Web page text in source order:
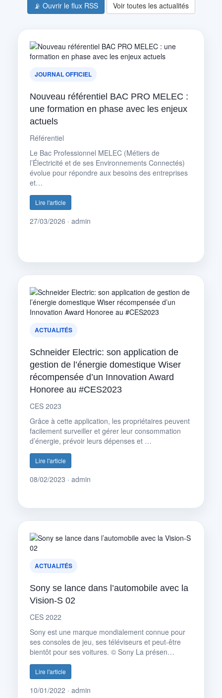
📡 Ouvrir le flux RSS Voir toutes les actualités
JOURNAL OFFICIEL
Nouveau référentiel BAC PRO MELEC :
une formation en phase avec les enjeux
actuels
Référentiel
Le Bac Professionnel MELEC (Métiers de
l’Électricité et de ses Environnements Connectés)
évolue pour répondre aux besoins des entreprises
et…
Lire l'article
27/03/2026 · admin
ACTUALITÉS
Schneider Electric: son application de
gestion de l’énergie domestique Wiser
récompensée d’un Innovation Award
Honoree au #CES2023
CES 2023
Grâce à cette application, les propriétaires peuvent
facilement surveiller et gérer leur consommation
d’énergie, prévoir leurs dépenses et …
Lire l'article
08/02/2023 · admin
ACTUALITÉS
Sony se lance dans l’automobile avec la
Vision-S 02
CES 2022
Sony est une marque mondialement connue pour
ses consoles de jeu, ses téléviseurs et peut-être
bientôt pour ses voitures. © Sony La présen…
Lire l'article
10/01/2022 · admin